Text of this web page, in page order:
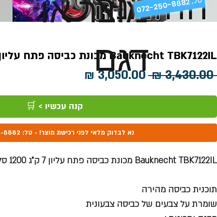
מוצר או
דגם
Bauknecht TBK7122IL מכונת כביסה פתח עליון 7 ק"ג 1200 סל"ד
‏3,430.00 ‏₪
מחיר
רגיל
מבצע
קנה עכשיו > 🛒
נא לבדוק מלאי לפני רכישת מוצר! - טל: 072-250-8882
Bauknecht TBK7122IL מכונת כביסה פתח עליון 7 ק"ג 1200 סל"ד
תוכנית כביסה מהירה
שומרת על צבעים של כביסה צבעונית
072-250-8882 .